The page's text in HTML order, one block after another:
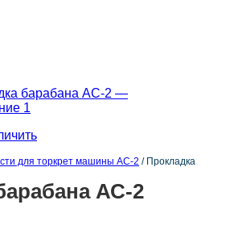
для торкрет машины АС-2 / Прокладка
АС-2